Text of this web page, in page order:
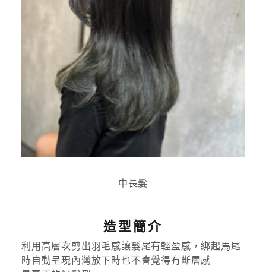
中長髮
造型簡介
利用高層次剪出羽毛感讓髮尾有輕盈感，綁起馬尾
時自動呈現內灣放下時也不會覺得有斷層感